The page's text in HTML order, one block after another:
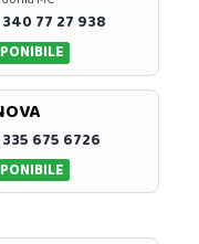
77 27 938
675 6726